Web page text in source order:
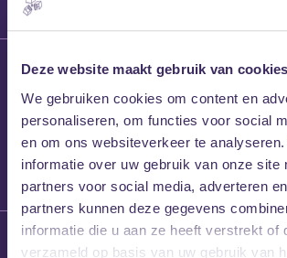
Deze website maakt gebruik van cookies
We gebruiken cookies om content en
personaliseren, om functies voor social
en om ons websiteverkeer te
informatie over uw gebruik van onze site
partners voor social media, adverteren
partners kunnen deze gegevens
informatie die u aan ze heeft verstrekt of
verzameld op basis van uw gebruik van
27 maart
Willem’s
Frans
26 maart